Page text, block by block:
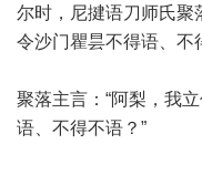
尔时，尼揵语刀师氏聚
令沙门瞿昙不得语、不
聚落主言：“阿梨，我
语、不得不语？”